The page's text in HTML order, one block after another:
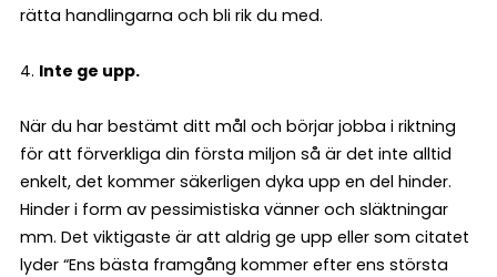
rätta handlingarna och bli rik du med.
4. Inte ge upp.
När du har bestämt ditt mål och börjar jobba i riktning
för att förverkliga din första miljon så är det inte alltid
enkelt, det kommer säkerligen dyka upp en del hinder.
Hinder i form av pessimistiska vänner och släktningar
mm. Det viktigaste är att aldrig ge upp eller som citatet
lyder “Ens bästa framgång kommer efter ens största